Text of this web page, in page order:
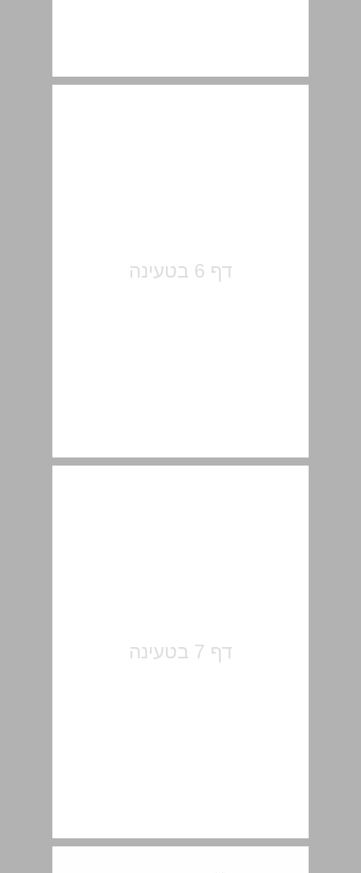
1.1.2 הלשון כיסוד לאורח-החיים של "הומו סאפיינס" ... 11
1.1.3 תכונות לשוניות גנטיות וייחודיות למין האדם ... 12